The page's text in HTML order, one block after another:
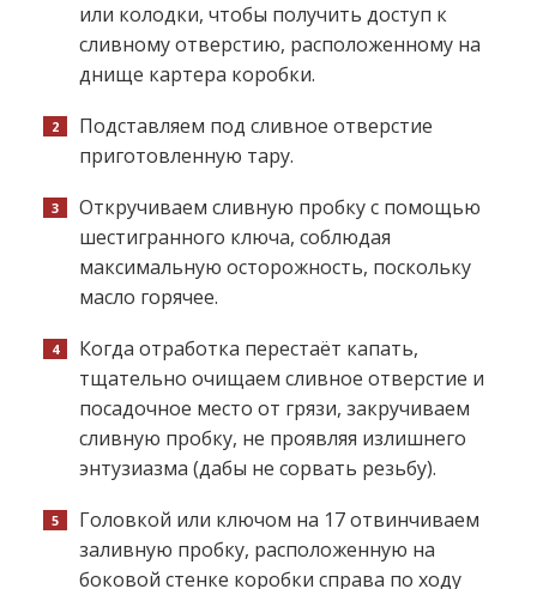
или колодки, чтобы получить доступ к
сливному отверстию, расположенному на
днище картера коробки.
Подставляем под сливное отверстие
приготовленную тару.
Откручиваем сливную пробку с помощью
шестигранного ключа, соблюдая
максимальную осторожность, поскольку
масло горячее.
Когда отработка перестаёт капать,
тщательно очищаем сливное отверстие и
посадочное место от грязи, закручиваем
сливную пробку, не проявляя излишнего
энтузиазма (дабы не сорвать резьбу).
Головкой или ключом на 17 отвинчиваем
заливную пробку, расположенную на
боковой стенке коробки справа по ходу